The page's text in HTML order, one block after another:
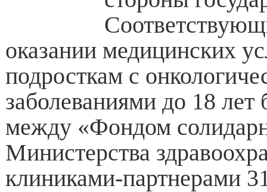
оказании медицинских
подросткам с
заболеваниями до 18
между «Фондом
Министерства
клиниками-партнерами